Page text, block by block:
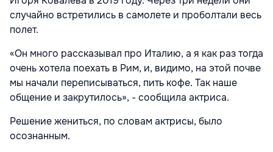
случайно встретились в самолете и проболтали весь
полет.
«Он много рассказывал про Италию, а я как раз тогда
очень хотела поехать в Рим, и, видимо, на этой почве
мы начали переписываться, пить кофе. Так наше
общение и закрутилось», - сообщила актриса.
Решение жениться, по словам актрисы, было
осознанным.